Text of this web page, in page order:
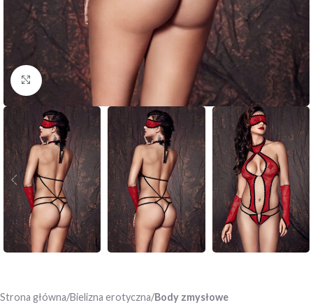
Click to enlarge
Strona główna Bielizna erotyczna Body zmysłowe